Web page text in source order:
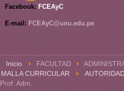
Facebook: FCEAyC
E-mail: FCEAyC@unu.edu.pe
Inicio FACULTAD
MALLA CURRICULAR
Prof. Adm.